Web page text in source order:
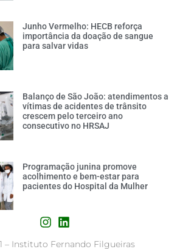
Junho Vermelho: HECB reforça
importância da doação de sangue
para salvar vidas
Balanço de São João: atendimentos a
vítimas de acidentes de trânsito
crescem pelo terceiro ano
consecutivo no HRSAJ
Programação junina promove
acolhimento e bem-estar para
pacientes do Hospital da Mulher
– Instituto Fernando Filgueiras